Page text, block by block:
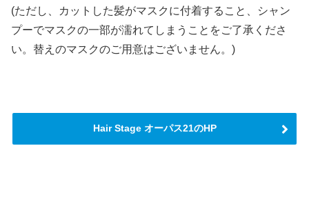
(ただし、カットした髪がマスクに付着すること、シャン
プーでマスクの一部が濡れてしまうことをご了承くださ
い。替えのマスクのご用意はございません。)
Hair Stage オーパス21のHP